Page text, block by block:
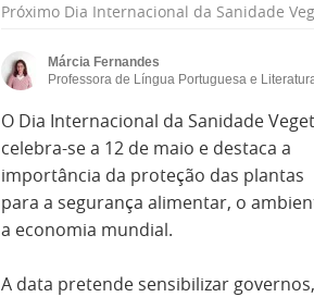
Próximo Dia Internacional da Sanidade
Márcia Fernandes
Professora de Língua Portuguesa e
O Dia Internacional da Sanidade
celebra-se a 12 de maio e destaca a
importância da proteção das plantas
para a segurança alimentar, o
a economia mundial.
A data pretende sensibilizar governos,